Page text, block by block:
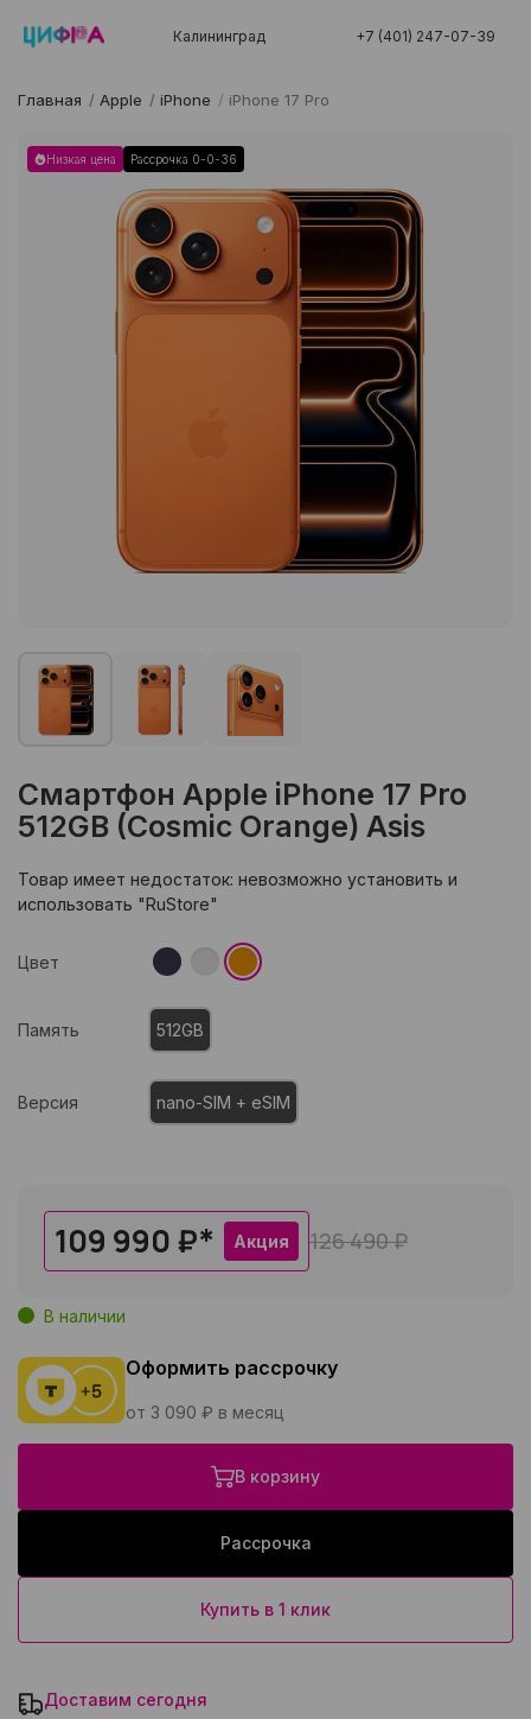
Калининград +7 (401) 247-07-39
Главная / Apple / iPhone / iPhone 17 Pro
Низкая цена Рассрочка 0-0-36
Смартфон Apple iPhone 17 Pro
512GB (Cosmic Orange) Asis
Товар имеет недостаток: невозможно установить и
использовать "RuStore"
Цвет
Память 512GB
Версия nano-SIM + eSIM
109 990 ₽* Акция 126 490 ₽
В наличии
Оформить рассрочку
от 3 090 ₽ в месяц
В корзину
Рассрочка
Купить в 1 клик
Доставим сегодня